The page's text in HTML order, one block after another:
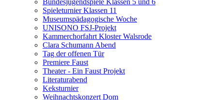
Bundesjugendspiele Klassen 5 und 6
Spieleturnier Klassen 11
Museumspädagogische Woche
UNISONO FSJ-Projekt
Kammerchorfahrt Kloster Walsrode
Clara Schumann Abend
Tag der offenen Tür
Premiere Faust
Theater - Ein Faust Projekt
Literaturabend
Keksturnier
Weihnachtskonzert Dom